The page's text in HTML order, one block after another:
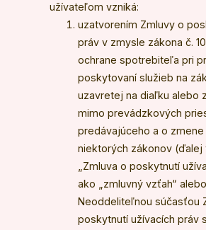
užívateľom vzniká:
uzatvorením Zmluvy o
práv v zmysle zákona č.
ochrane spotrebiteľa pri
poskytovaní služieb na
uzavretej na diaľku alebo
mimo prevádzkových
predávajúceho a o
niektorých zákonov (ďalej
„Zmluva o poskytnutí
ako „zmluvný vzťah“
Neoddeliteľnou súčasťou
poskytnutí užívacích práv